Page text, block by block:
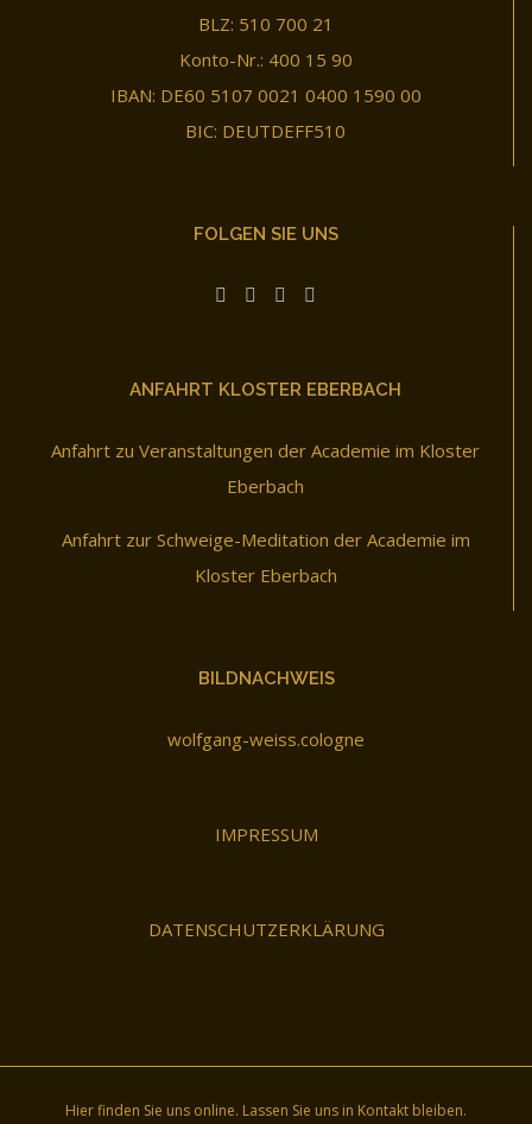
BLZ: 510 700 21
Konto-Nr.: 400 15 90
IBAN: DE60 5107 0021 0400 1590 00
BIC: DEUTDEFF510
FOLGEN SIE UNS
ANFAHRT KLOSTER EBERBACH
Anfahrt zu Veranstaltungen der Academie im Kloster
Eberbach
Anfahrt zur Schweige-Meditation der Academie im
Kloster Eberbach
BILDNACHWEIS
wolfgang-weiss.cologne
IMPRESSUM
DATENSCHUTZERKLÄRUNG
Hier finden Sie uns online. Lassen Sie uns in Kontakt bleiben.